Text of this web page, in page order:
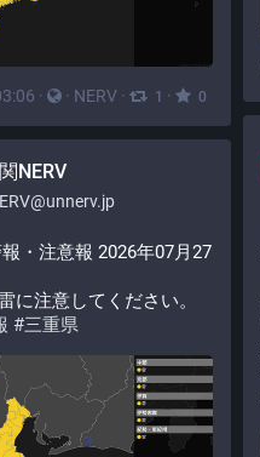
· · NERV · 1 · 0
NERV
報・注意報 2026年07月27
に注意してください。
#三重県